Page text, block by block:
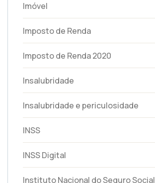
Imóvel
Imposto de Renda
Imposto de Renda 2020
Insalubridade
Insalubridade e periculosidade
INSS
INSS Digital
Instituto Nacional do Seguro Social